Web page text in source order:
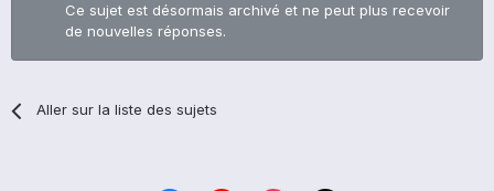
Ce sujet est désormais archivé et ne peut plus recevoir
de nouvelles réponses.
Aller sur la liste des sujets